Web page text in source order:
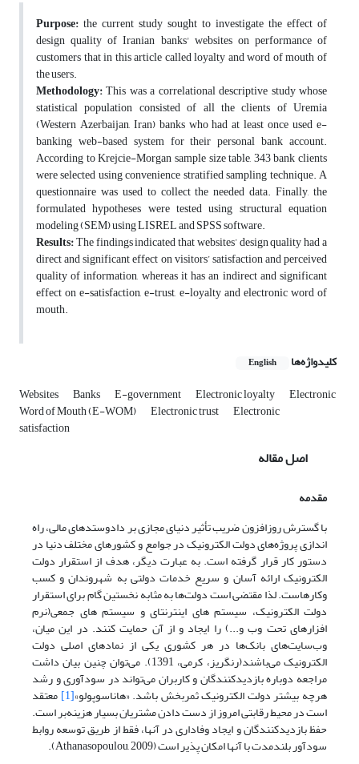
Purpose: the current study sought to investigate the effect of
design quality of Iranian banks' websites on performance of
customers that in this article called loyalty and word of mouth of
the users.
Methodology:This was a correlational descriptive study whose
statistical population consisted of all the clients of Uremia
(Western Azerbaijan, Iran) banks who had at least once used e-
banking web-based system for their personal bank account.
According to Krejcie-Morgan sample size table, 343 bank clients
were selected using convenience stratified sampling technique. A
questionnaire was used to collect the needed data. Finally, the
formulated hypotheses were tested using structural equation
modeling (SEM) using LISREL and SPSS software.
Results:The findings indicated that websites’ design quality had a
direct and significant effect on visitors’ satisfaction and perceived
quality of information, whereas it has an indirect and significant
effect on e-satisfaction, e-trust, e-loyalty and electronic word of
mouth.
کلیدواژه‌ها English
Websites Banks E-government Electronic loyalty Electronic
Word of Mouth (E-WOM) Electronic trust Electronic
satisfaction
اصل مقاله
مقدمه
با گسترش روزافزون ضریب تأثیر دنیای مجازی بر دادوستدهای مالی، راه
اندازی پروژه‌های دولت الکترونیک در جوامع و کشورهای مختلف دنیا در
دستور کار قرار گرفته است. به عبارت دیگر، هدف از استقرار دولت
الکترونیک ارائه آسان و سریع خدمات دولتی به شهروندان و کسب
وکارهاست. لذا مقتضی است دولت‌ها به مثابه نخستین گام برای استقرار
دولت الکترونیک، سیستم های اینترنتای و سیستم های جمعی(نرم
افزارهای تحت وب و...) را ایجاد و از آن حمایت کنند. در این میان،
وب‌سایت‌های بانک‌ها در هر کشوری یکی از نمادهای اصلی دولت
الکترونیک می‌باشند(رنگریز، کرمی، 1391). می‌توان چنین بیان داشت
مراجعه دوباره بازدیدکنندگان و کاربران می‌تواند در سودآوری و رشد
هرچه بیشتر دولت الکترونیک ثمربخش باشد. «هاناسوپولو»[1] معتقد
است در محیط رقابتی امروز از دست دادن مشتریان بسیار هزینه‌بر است.
حفظ بازدیدکنندگان و ایجاد وفاداری در آنها، فقط از طریق توسعه روابط
سودآور بلندمدت با آنها امکان پذیر است (Athanasopoulou, 2009).